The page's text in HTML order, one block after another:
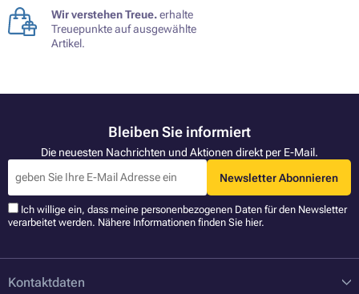
Wir verstehen Treue.erhalte
Treuepunkte auf ausgewählte
Artikel.
Bleiben Sie informiert
Die neuesten Nachrichten und Aktionen direkt per E-Mail.
Newsletter Abonnieren
Ich willige ein, dass meine personenbezogenen Daten für den Newsletter
verarbeitet werden. Nähere Informationen finden Sie hier.
Kontaktdaten